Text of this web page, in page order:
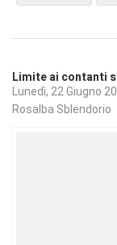
Limite ai contanti
Lunedì, 22 Giugno
Rosalba Sblendorio